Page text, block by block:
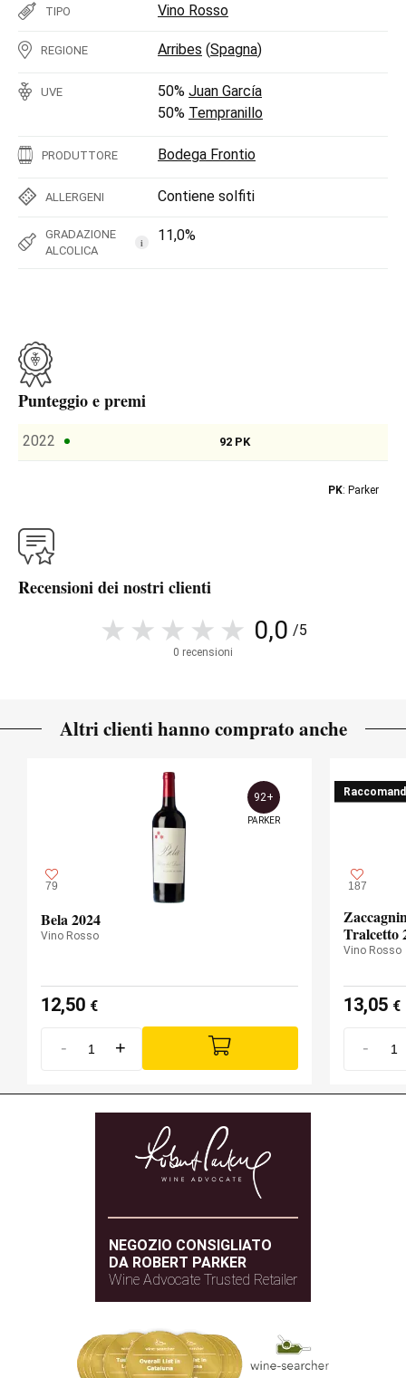
TIPO Vino Rosso
REGIONE Arribes (Spagna)
UVE 50% Juan García
50% Tempranillo
PRODUTTORE Bodega Frontio
ALLERGENI Contiene solfiti
GRADAZIONE
ALCOLICA
i 11,0%
Punteggio e premi
2022 92 PK
PK: Parker
Recensioni dei nostri clienti
0,0 /5
0 recensioni
Altri clienti hanno comprato anche
79
92+
PARKER
Bela 2024
Vino Rosso
12,50 €
- +
187
Tralcetto
Vino Rosso
13,05 €
-
NEGOZIO CONSIGLIATO
DA ROBERT PARKER
Wine Advocate Trusted Retailer